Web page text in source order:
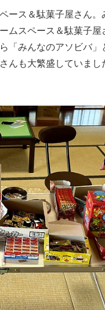
ース＆駄菓子屋さん
ムスペース＆駄菓子
「みんなのアソビバ
んも大繁盛していまし